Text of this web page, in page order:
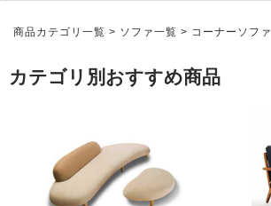
商品カテゴリ一覧 > ソファ一覧 > コーナーソファ
カテゴリ別おすすめ商品